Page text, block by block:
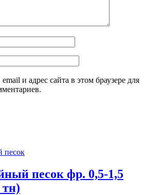
и адрес сайта в этом браузере для
песок фр. 0,5-1,5